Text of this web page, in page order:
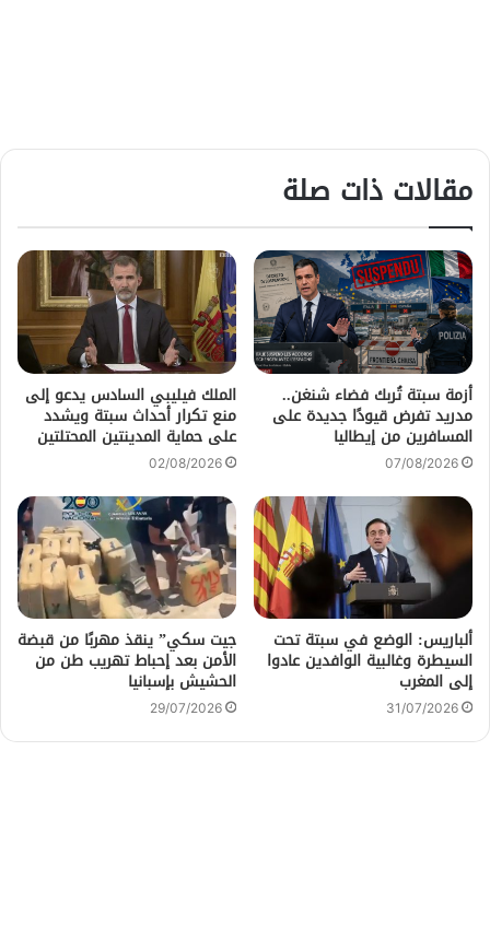
مقالات ذات صلة
أزمة سبتة تُربك فضاء شنغن..
مدريد تفرض قيودًا جديدة على
المسافرين من إيطاليا
07/08/2026
الملك فيليبي السادس يدعو إلى
منع تكرار أحداث سبتة ويشدد
على حماية المدينتين المحتلتين
02/08/2026
ألباريس: الوضع في سبتة تحت
السيطرة وغالبية الوافدين عادوا
إلى المغرب
31/07/2026
جيت سكي” ينقذ مهربًا من قبضة
الأمن بعد إحباط تهريب طن من
الحشيش بإسبانيا
29/07/2026